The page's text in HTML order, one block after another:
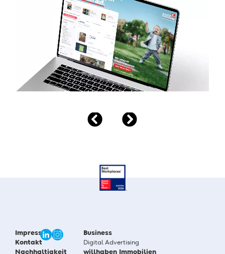
Impressum
Kontakt
Nachhaltigkeit
Business
Digital Advertising
willhaben Immobilien